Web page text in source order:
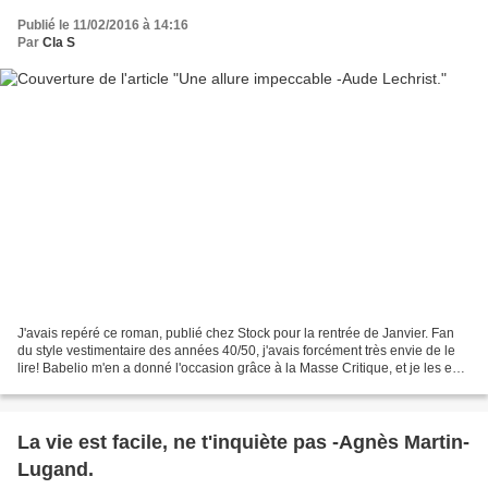
Publié le 11/02/2016 à 14:16
Par Cla S
J'avais repéré ce roman, publié chez Stock pour la rentrée de Janvier. Fan
du style vestimentaire des années 40/50, j'avais forcément très envie de le
lire! Babelio m'en a donné l'occasion grâce à la Masse Critique, et je les en
La vie est facile, ne t'inquiète pas -Agnès Martin-
Lugand.